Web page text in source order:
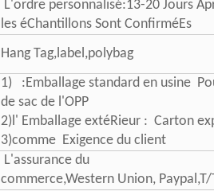
L'ordre personnalisé:13-20 Jours
les éChantillons Sont ConfirméEs
Hang Tag,label,polybag
1) :Emballage standard en usine
de sac de l'OPP
2)l' Emballage extéRieur : Carton
3)comme Exigence du client
L'assurance du
commerce,Western Union,